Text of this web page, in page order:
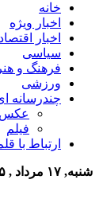
خانه
اخبار ویژه
اخبار
سیاسی
فرهنگ و هنر
ورزشی
چندرسانه
عکس
فیلم
ارتباط با
شنبه, ۱۷ مرداد , ۱۴۰۵